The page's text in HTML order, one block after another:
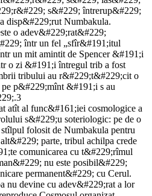
s&#229; întrerup&#229;
disp&#229;rut Numbakula.
o adev&#229;rat&#229;
într un fel „sfîr&#191;itul
un mit amintit de Spencer &#191;i
o zi &#191;i întregul trib a fost
tribului au r&#229;t&#229;cit o
p&#229;mînt &#191;i s au
atît al func&#161;iei cosmologice a
s&#229;u soteriologic: pe de o
folosit de Numbakula pentru
parte, tribul achilpa crede
comunicarea cu t&#229;rîmul
nu este posibil&#229;
permanent&#229; cu Cerul.
nu devine cu adev&#229;rat a lor